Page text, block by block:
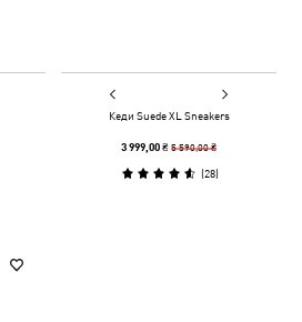
Кеди Suede XL Sneakers
3 999,00 ₴5 590,00 ₴
(28)